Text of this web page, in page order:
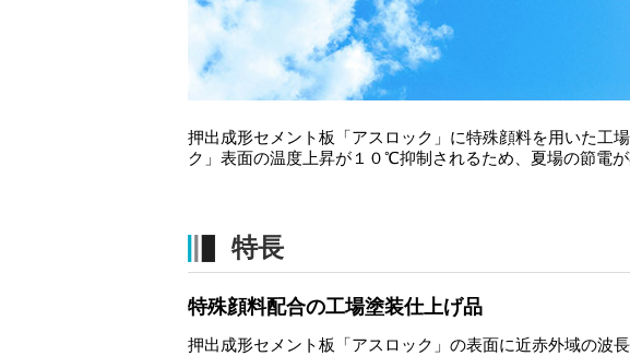
押出成形セメント板「アスロック」に特殊顔料を用いた工
ク」表面の温度上昇が１０℃抑制されるため、夏場の節電が
特長
特殊顔料配合の工場塗装仕上げ品
押出成形セメント板「アスロック」の表面に近赤外域の波